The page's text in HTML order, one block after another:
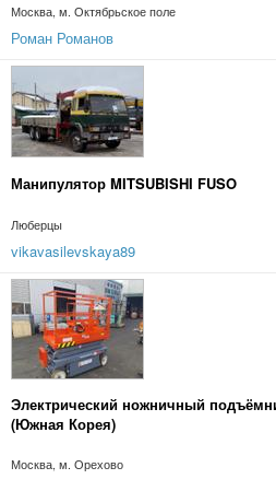
Москва, м. Октябрьское поле
Роман Романов
Манипулятор MITSUBISHI FUSO
Люберцы
vikavasilevskaya89
Электрический ножничный
(Южная Корея)
Москва, м. Орехово